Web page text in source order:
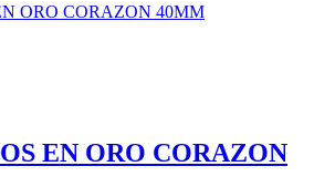
EN ORO CORAZON